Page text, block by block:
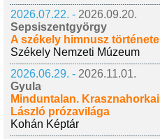
2026.07.22. - 2026.09.20.
Sepsiszentgyörgy
A székely himnusz története
Székely Nemzeti Múzeum
2026.06.29. - 2026.11.01.
Gyula
Minduntalan. Krasznahorkai
László prózavilága
Kohán Képtár